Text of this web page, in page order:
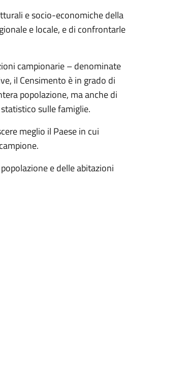
e socio-economiche della
e locale, e di confrontarle
campionarie – denominate
il Censimento è in grado di
popolazione, ma anche di
sulle famiglie.
meglio il Paese in cui
e delle abitazioni